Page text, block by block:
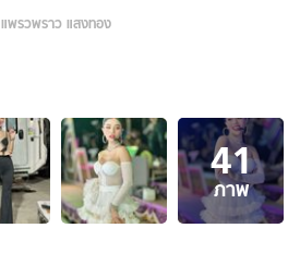
แพรวพราว แสงทอง
41
ภาพ